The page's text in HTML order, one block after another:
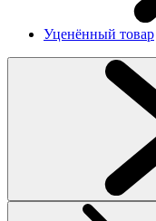
Уценённый товар